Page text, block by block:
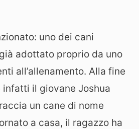
uno dei cani
adottato proprio da uno
all’allenamento. Alla fine
il giovane Joshua
un cane di nome
a casa, il ragazzo ha